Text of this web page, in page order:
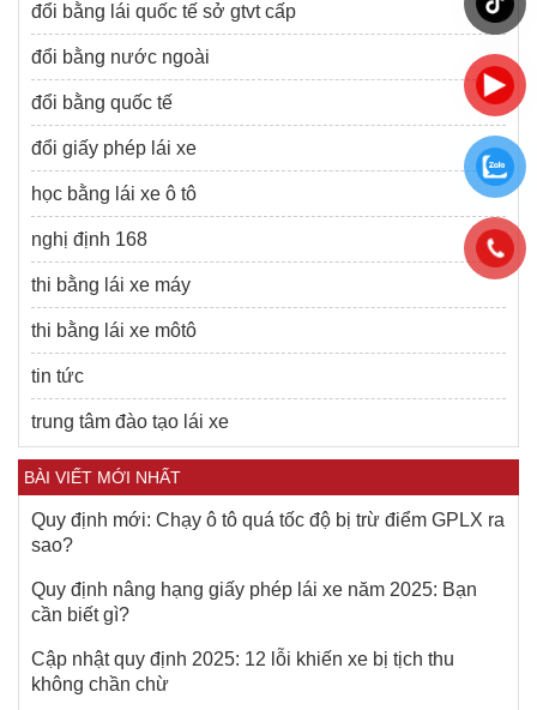
đổi bằng lái quốc tế sở gtvt cấp
đổi bằng nước ngoài
đổi bằng quốc tế
đổi giấy phép lái xe
học bằng lái xe ô tô
nghị định 168
thi bằng lái xe máy
thi bằng lái xe môtô
tin tức
trung tâm đào tạo lái xe
BÀI VIẾT MỚI NHẤT
Quy định mới: Chạy ô tô quá tốc độ bị trừ điểm GPLX ra
sao?
Quy định nâng hạng giấy phép lái xe năm 2025: Bạn
cần biết gì?
Cập nhật quy định 2025: 12 lỗi khiến xe bị tịch thu
không chần chừ